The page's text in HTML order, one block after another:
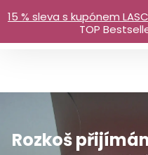
Rozkoš
15 % sleva s kupónem
TOP